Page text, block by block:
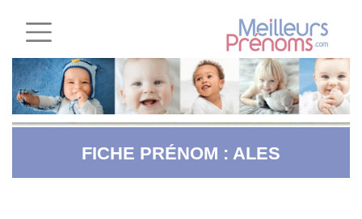
FICHE PRÉNOM : ALES